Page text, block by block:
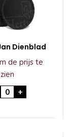
Dienblad
de prijs te
zien
Hertog Jan
+